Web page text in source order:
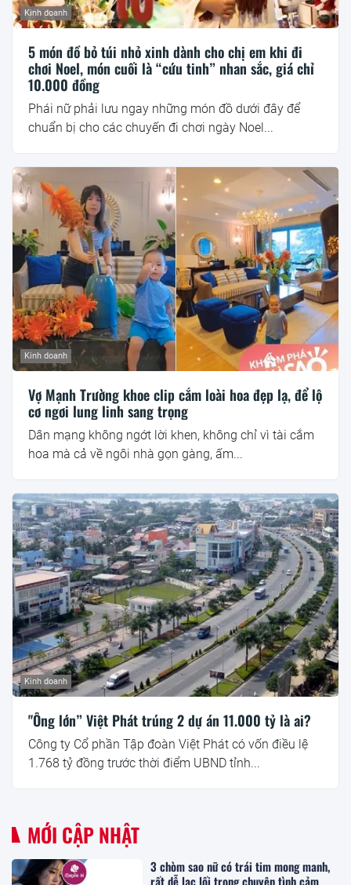
Kinh doanh
5 món đồ bỏ túi nhỏ xinh dành cho chị em khi đi
chơi Noel, món cuối là “cứu tinh” nhan sắc, giá chỉ
10.000 đồng
Phái nữ phải lưu ngay những món đồ dưới đây để
chuẩn bị cho các chuyến đi chơi ngày Noel...
Kinh doanh
Vợ Mạnh Trường khoe clip cắm loài hoa đẹp lạ, để lộ
cơ ngơi lung linh sang trọng
Dân mạng không ngớt lời khen, không chỉ vì tài cắm
hoa mà cả về ngôi nhà gọn gàng, ấm...
Kinh doanh
"Ông lớn” Việt Phát trúng 2 dự án 11.000 tỷ là ai?
Công ty Cổ phần Tập đoàn Việt Phát có vốn điều lệ
1.768 tỷ đồng trước thời điểm UBND tỉnh...
MỚI CẬP NHẬT
3 chòm sao nữ có trái tim mong manh,
rất dễ lạc lối trong chuyện tình cảm